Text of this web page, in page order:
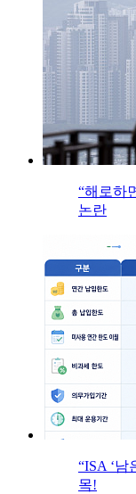
“해로하
논란
“ISA ‘남
목!